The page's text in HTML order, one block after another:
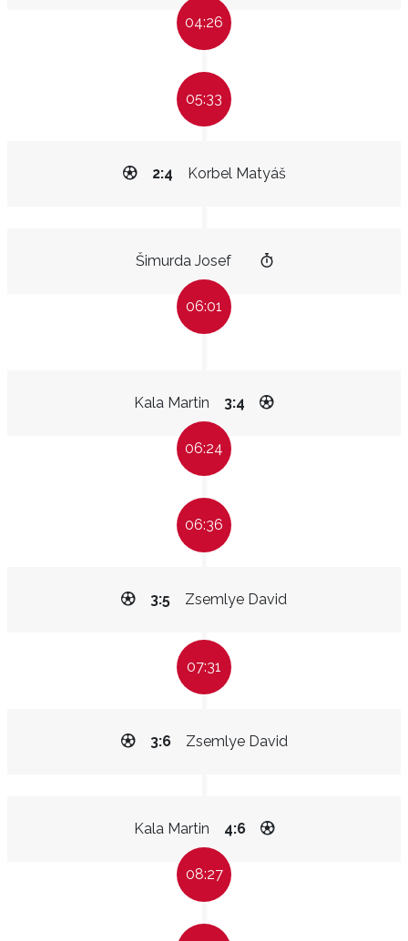
04:26
05:33
Korbel Matyáš
2:4
Šimurda Josef
06:01
Kala Martin 3:4
06:24
06:36
Zsemlye David
3:5
07:31
Zsemlye David
3:6
Kala Martin 4:6
08:27